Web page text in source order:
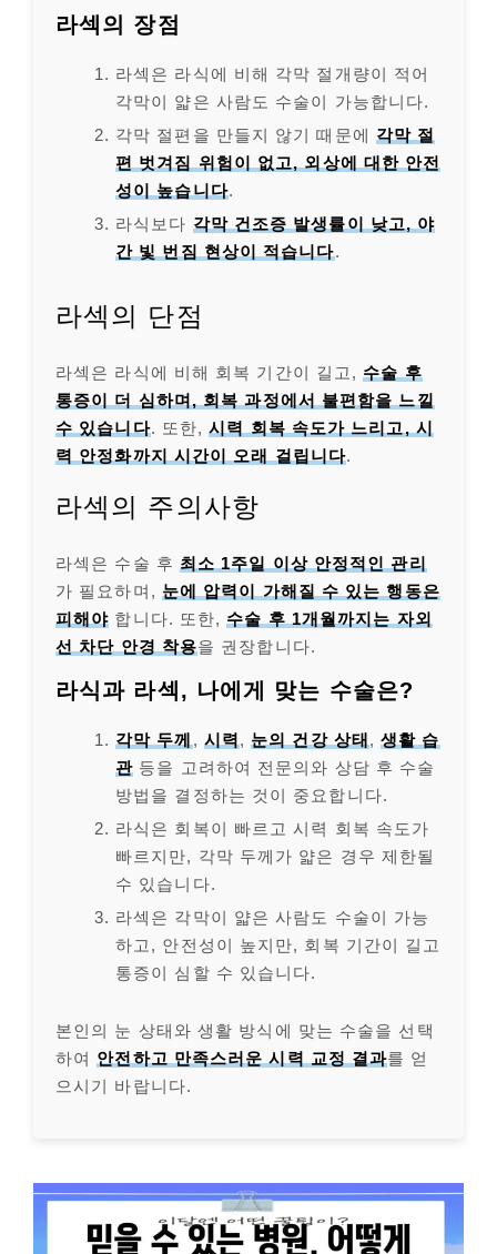
라섹의 장점
라섹은 라식에 비해 각막 절개량이 적어
각막이 얇은 사람도 수술이 가능합니다.
각막 절편을 만들지 않기 때문에 각막 절
편 벗겨짐 위험이 없고, 외상에 대한 안전
성이 높습니다.
라식보다 각막 건조증 발생률이 낮고, 야
간 빛 번짐 현상이 적습니다.
라섹의 단점
라섹은 라식에 비해 회복 기간이 길고, 수술 후
통증이 더 심하며, 회복 과정에서 불편함을 느낄
수 있습니다. 또한,시력 회복 속도가 느리고, 시
력 안정화까지 시간이 오래 걸립니다.
라섹의 주의사항
라섹은 수술 후 최소 1주일 이상 안정적인 관리
가 필요하며, 눈에 압력이 가해질 수 있는 행동은
피해야 합니다. 또한, 수술 후 1개월까지는 자외
선 차단 안경 착용을 권장합니다.
라식과 라섹, 나에게 맞는 수술은?
각막 두께 , 시력 , 눈의 건강 상태 ,생활 습
관 등을 고려하여 전문의와 상담 후 수술
방법을 결정하는 것이 중요합니다.
라식은 회복이 빠르고 시력 회복 속도가
빠르지만, 각막 두께가 얇은 경우 제한될
수 있습니다.
라섹은 각막이 얇은 사람도 수술이 가능
하고, 안전성이 높지만, 회복 기간이 길고
통증이 심할 수 있습니다.
본인의 눈 상태와 생활 방식에 맞는 수술을 선택
하여 안전하고 만족스러운 시력 교정 결과를 얻
으시기 바랍니다.